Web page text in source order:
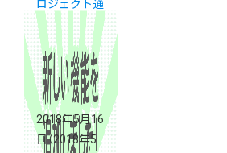
ロジェクト通
信 Vol.12】
2018年5月16
日（2018年5